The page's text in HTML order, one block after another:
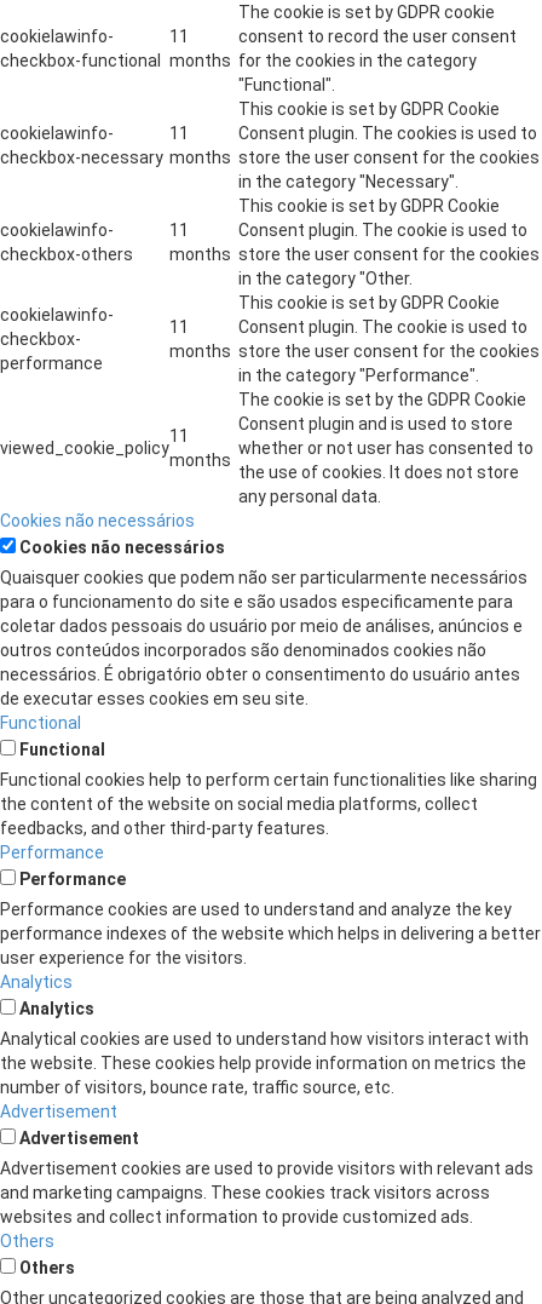
cookielawinfo-
checkbox-functional
11
months
The cookie is set by GDPR cookie
consent to record the user consent
for the cookies in the category
"Functional".
cookielawinfo-
checkbox-necessary
11
months
This cookie is set by GDPR Cookie
Consent plugin. The cookies is used to
store the user consent for the cookies
in the category "Necessary".
cookielawinfo-
checkbox-others
11
months
This cookie is set by GDPR Cookie
Consent plugin. The cookie is used to
store the user consent for the cookies
in the category "Other.
cookielawinfo-
checkbox-
performance
11
months
This cookie is set by GDPR Cookie
Consent plugin. The cookie is used to
store the user consent for the cookies
in the category "Performance".
viewed_cookie_policy
11
months
The cookie is set by the GDPR Cookie
Consent plugin and is used to store
whether or not user has consented to
the use of cookies. It does not store
any personal data.
Cookies não necessários
Cookies não necessários
Quaisquer cookies que podem não ser particularmente necessários
para o funcionamento do site e são usados ​​especificamente para
coletar dados pessoais do usuário por meio de análises, anúncios e
outros conteúdos incorporados são denominados cookies não
necessários. É obrigatório obter o consentimento do usuário antes
de executar esses cookies em seu site.
Functional
Functional
Functional cookies help to perform certain functionalities like sharing
the content of the website on social media platforms, collect
feedbacks, and other third-party features.
Performance
Performance
Performance cookies are used to understand and analyze the key
performance indexes of the website which helps in delivering a better
user experience for the visitors.
Analytics
Analytics
Analytical cookies are used to understand how visitors interact with
the website. These cookies help provide information on metrics the
number of visitors, bounce rate, traffic source, etc.
Advertisement
Advertisement
Advertisement cookies are used to provide visitors with relevant ads
and marketing campaigns. These cookies track visitors across
websites and collect information to provide customized ads.
Others
Others
Other uncategorized cookies are those that are being analyzed and